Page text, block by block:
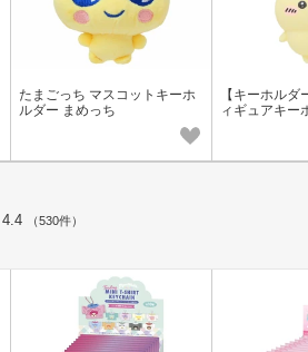
たまごっち マスコットキーホ
ルダー まめっち
【キーホル
ィギュアキー
4.4 （530件）